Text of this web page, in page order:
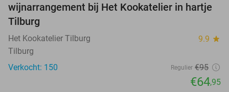
wijnarrangement bij Het Kookatelier in hartje
Tilburg
Het Kookatelier Tilburg 9.9 star
Tilburg
Verkocht: 150
Regulier €95
€64,95